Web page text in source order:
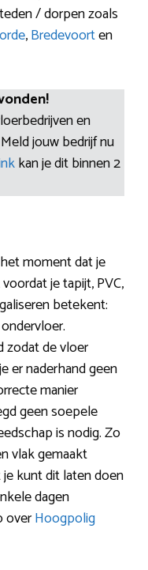
/ dorpen zoals
,Bredevoorten
en
jouw bedrijf nu
kan je dit binnen 2
moment dat je
je tapijt, PVC,
betekent:
zodat de vloer
er naderhand geen
manier
geen soepele
is nodig. Zo
vlak gemaakt
kunt dit laten doen
dagen
overHoogpolig